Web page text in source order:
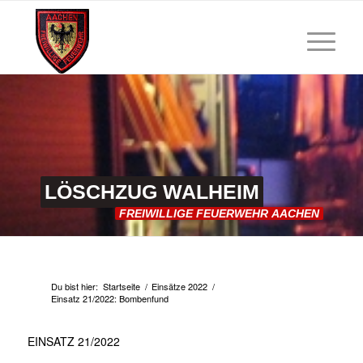
LÖSCHZUG WALHEIM
FREIWILLIGE FEUERWEHR AACHEN
Du bist hier: Startseite / Einsätze 2022 /
Einsatz 21/2022: Bombenfund
EINSATZ 21/2022